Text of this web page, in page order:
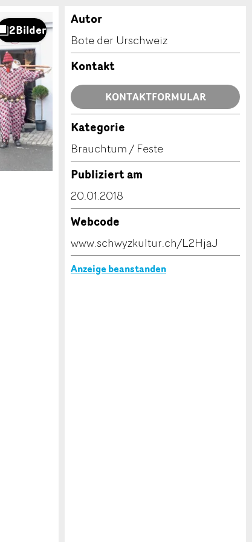
Autor
Bote der Urschweiz
Kontakt
KONTAKTFORMULAR
Kategorie
Brauchtum / Feste
Publiziert am
20.01.2018
Webcode
www.schwyzkultur.ch/L2HjaJ
Anzeige beanstanden